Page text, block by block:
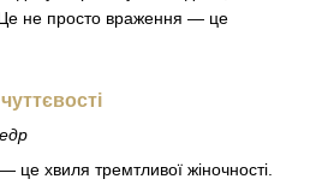
не просто враження — це
це хвиля тремтливої жіночності.